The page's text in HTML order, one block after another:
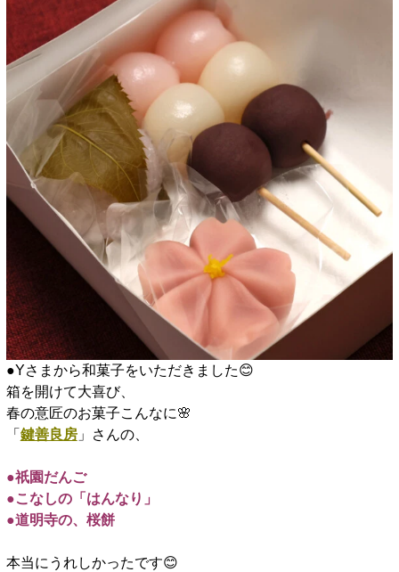
●Yさまから和菓子をいただきました😊
箱を開けて大喜び、
春の意匠のお菓子こんなに🌸
「 鍵善良房」さんの、
●祇園だんご
●こなしの「はんなり」
●道明寺の、桜餅
本当にうれしかったです😊